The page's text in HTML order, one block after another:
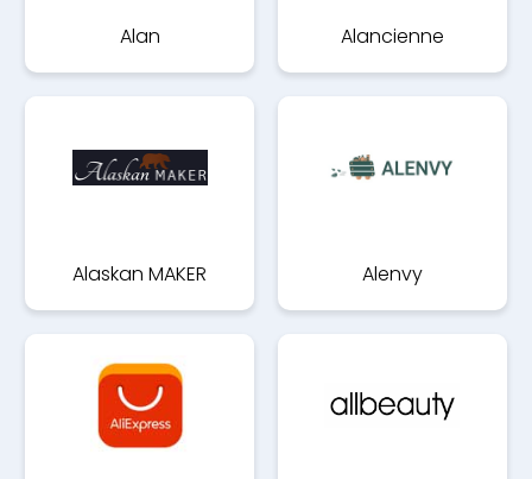
Alan Alancienne
Alaskan MAKER Alenvy